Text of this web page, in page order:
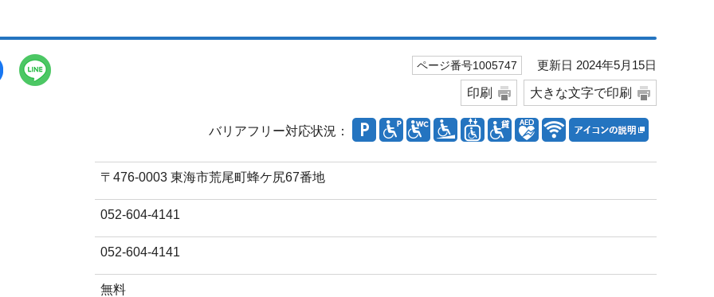
ページ番号1005747 更新日 2024年5月15日
印刷 大きな文字で印刷
バリアフリー対応状況：
〒476-0003 東海市荒尾町蜂ケ尻67番地
052-604-4141
052-604-4141
無料